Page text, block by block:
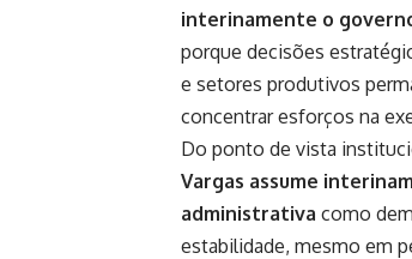
interinamente o
porque decisões
e setores produtivos
concentrar esforços na
Do ponto de vista
Vargas assume
administrativa como
estabilidade, mesmo em